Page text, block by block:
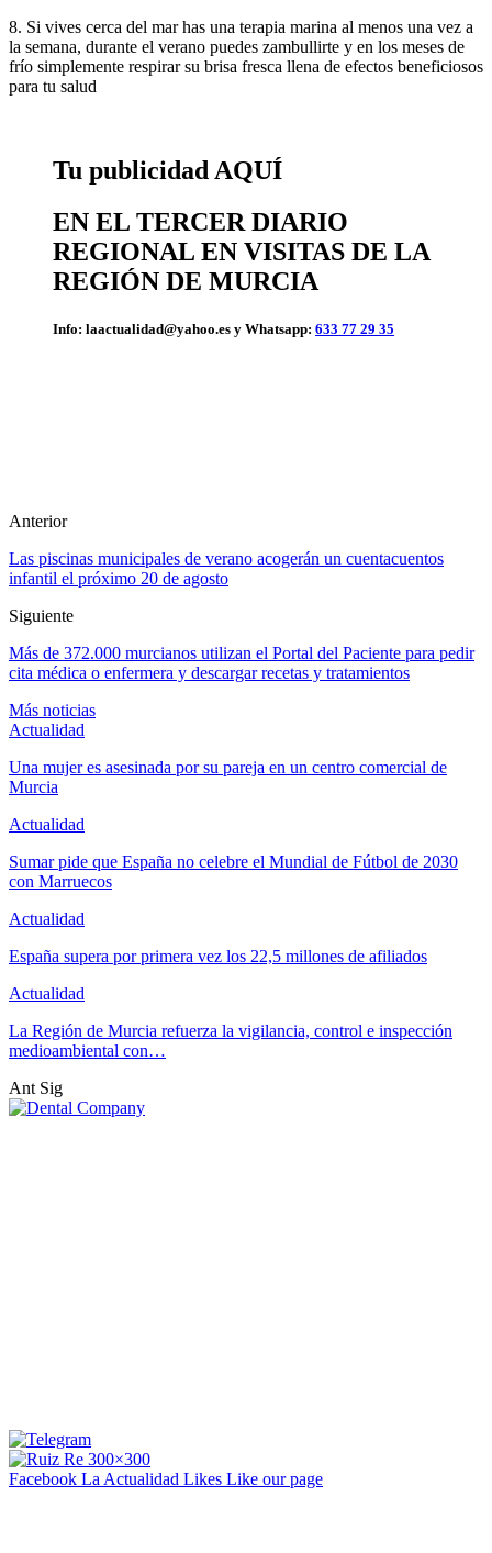
8. Si vives cerca del mar has una terapia marina al menos una vez a
la semana, durante el verano puedes zambullirte y en los meses de
frío simplemente respirar su brisa fresca llena de efectos beneficiosos
para tu salud
Tu publicidad AQUÍ
EN EL TERCER DIARIO
REGIONAL EN VISITAS DE LA
REGIÓN DE MURCIA
Info: laactualidad@yahoo.es y Whatsapp: 633 77 29 35
Anterior
Las piscinas municipales de verano acogerán un cuentacuentos
infantil el próximo 20 de agosto
Siguiente
Más de 372.000 murcianos utilizan el Portal del Paciente para pedir
cita médica o enfermera y descargar recetas y tratamientos
Más noticias
Actualidad
Una mujer es asesinada por su pareja en un centro comercial de
Murcia
Actualidad
Sumar pide que España no celebre el Mundial de Fútbol de 2030
con Marruecos
Actualidad
España supera por primera vez los 22,5 millones de afiliados
Actualidad
La Región de Murcia refuerza la vigilancia, control e inspección
medioambiental con…
Ant Sig
Facebook La Actualidad Likes Like our page